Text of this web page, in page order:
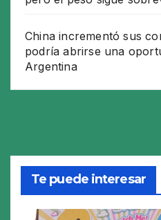
China incrementó sus
podría abrirse una
Argentina
Te puede interesar